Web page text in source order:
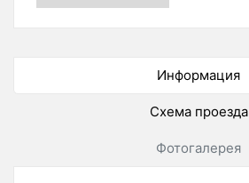
Информация
Схема проезда
Фотогалерея